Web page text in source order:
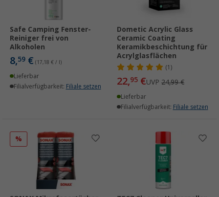
Safe Camping Fenster-
Reiniger frei von
Alkoholen
8,59 € (17,18 € / l)
Lieferbar
Filialverfügbarkeit: Filiale setzen
Dometic Acrylic Glass
Ceramic Coating
Keramikbeschichtung für
Acrylglasflächen
(1)
22,95 €UVP 24,99 €
Lieferbar
Filialverfügbarkeit: Filiale setzen
%